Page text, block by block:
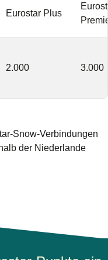
Eurostar Plus
2.000 3.000
Snow-Verbindungen
der Niederlande